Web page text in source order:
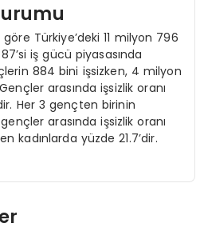
Türkiye’deki 11 milyon 796
iş gücü piyasasında
884 bini işsizken, 4 milyon
arasında işsizlik oranı
Her 3 gençten birinin
arasında işsizlik oranı
kadınlarda yüzde 21.7’dir.